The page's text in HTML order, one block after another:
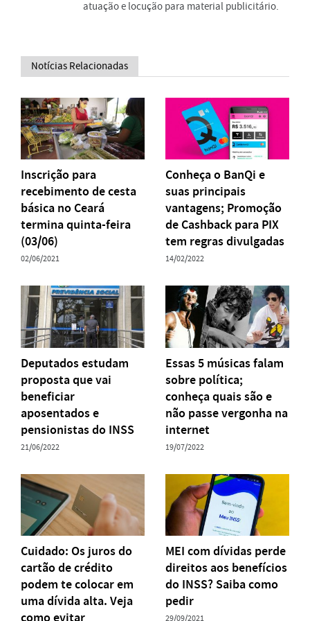
atuação e locução para material publicitário.
Notícias Relacionadas
Inscrição para
recebimento de cesta
básica no Ceará
termina quinta-feira
(03/06)
02/06/2021
Conheça o BanQi e
suas principais
vantagens; Promoção
de Cashback para PIX
tem regras divulgadas
14/02/2022
Deputados estudam
proposta que vai
beneficiar
aposentados e
pensionistas do INSS
21/06/2022
Essas 5 músicas falam
sobre política;
conheça quais são e
não passe vergonha na
internet
19/07/2022
Cuidado: Os juros do
cartão de crédito
podem te colocar em
uma dívida alta. Veja
MEI com dívidas perde
direitos aos benefícios
do INSS? Saiba como
pedir
29/09/2021